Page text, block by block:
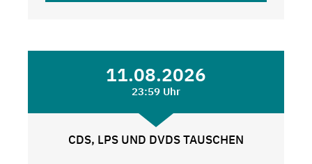
11.08.2026
23:59 Uhr
CDS, LPS UND DVDS TAUSCHEN